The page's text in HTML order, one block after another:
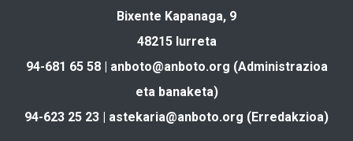
Bixente Kapanaga, 9
48215 Iurreta
94-681 65 58 | anboto@anboto.org (Administrazioa
eta banaketa)
94-623 25 23 | astekaria@anboto.org (Erredakzioa)